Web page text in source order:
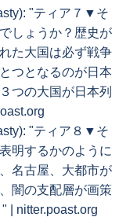
"ティア７▼そ
しょうか？歴史が
た大国は必ず戦争
つとなるのが日本
つの大国が日本列
"ティア８▼そ
明するかのように
名古屋、大都市が
闇の支配層が画策
| nitter.poast.org